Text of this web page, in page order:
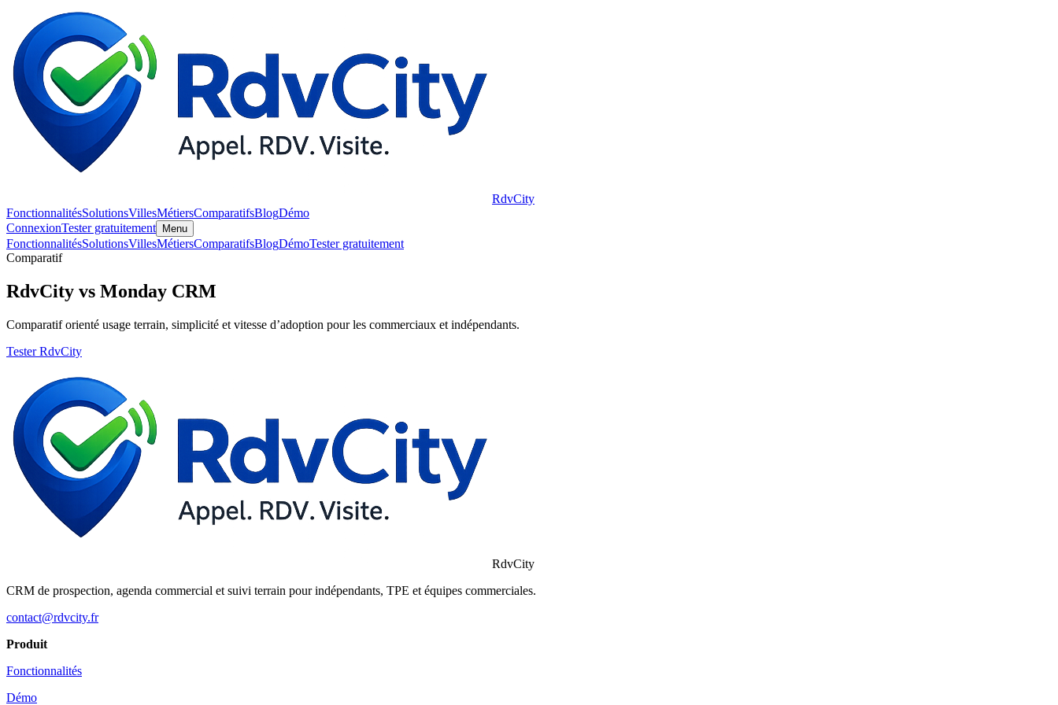
RdvCity
FonctionnalitésSolutionsVillesMétiersComparatifsBlogDémo
ConnexionTester gratuitement Menu
FonctionnalitésSolutionsVillesMétiersComparatifsBlogDémoTester gratuitement
Comparatif
RdvCity vs Monday CRM
Comparatif orienté usage terrain, simplicité et vitesse d’adoption pour les commerciaux et indépendants.
Tester RdvCity
RdvCity
CRM de prospection, agenda commercial et suivi terrain pour indépendants, TPE et équipes commerciales.
contact@rdvcity.fr
Produit
Fonctionnalités
Démo